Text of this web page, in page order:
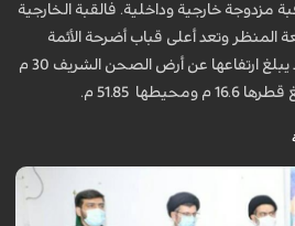
مزدوجة خارجية وداخلية. فالقبة الخارجية
المنظر وتعد أعلى قباب أضرحة الأئمة
المعصومين عليهم السلام إذ يبلغ ارتفاعها عن أرض الصحن الشريف 30 م
51.85 م.